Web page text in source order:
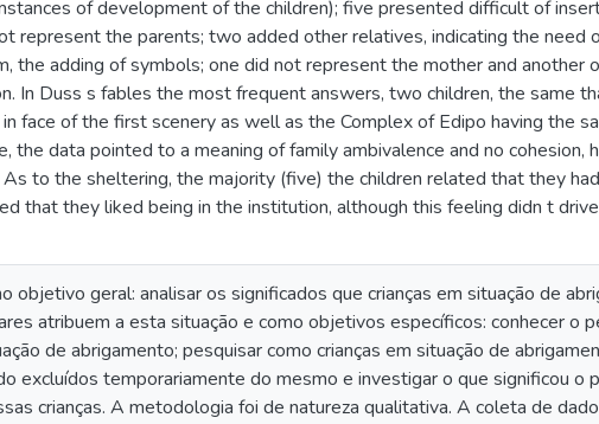
of development of the children); five presented difficult of
represent the parents; two added other relatives, indicating the need
the adding of symbols; one did not represent the mother and another
In Duss s fables the most frequent answers, two children, the same
face of the first scenery as well as the Complex of Edipo having the
the data pointed to a meaning of family ambivalence and no cohesion,
to the sheltering, the majority (five) the children related that they
that they liked being in the institution, although this feeling didn t
objetivo geral: analisar os significados que crianças em situação de
atribuem a esta situação e como objetivos específicos: conhecer o
de abrigamento; pesquisar como crianças em situação de
excluídos temporariamente do mesmo e investigar o que significou o
crianças. A metodologia foi de natureza qualitativa. A coleta de